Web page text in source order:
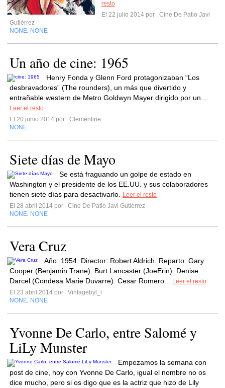
resto
El 22 julio 2014 por
Cine De Patio Javi
Gutiérrez
NONE NONE
Un año de cine: 1965
Henry Fonda y Glenn Ford protagonizaban “Los
desbravadores” (The rounders), un más que divertido y
entrañable western de Metro Goldwyn Mayer dirigido por un...
Leer el resto
El 20 junio 2014 por
Clementine
NONE
Siete días de Mayo
Se está fraguando un golpe de estado en
Washington y el presidente de los EE.UU. y sus colaboradores
tienen siete días para desactivarlo.
Leer el resto
El 28 abril 2014 por
Cine De Patio Javi Gutiérrez
NONE NONE
Vera Cruz
Año: 1954. Director: Robert Aldrich. Reparto: Gary
Cooper (Benjamin Trane). Burt Lancaster (JoeErin). Denise
Darcel (Condesa Marie Duvarre). Cesar Romero...
Leer el resto
El 23 abril 2014 por
Vintagebyl_l
NONE NONE
Yvonne De Carlo, entre Salomé y
LiLy Munster
Empezamos la semana con
post de cine, hoy con Yvonne De Carlo, igual el nombre no os
dice mucho, pero si os digo que es la actriz que hizo de Lily